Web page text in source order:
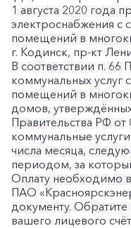
1 августа 2020 года
электроснабжения с
помещений в
г. Кодинск, пр-кт
В соответствии п. 66
коммунальных услуг
помещений в
домов,
Правительства РФ от
коммунальные
числа месяца,
периодом, за
Оплату необходимо
ПАО
документу.
вашего лицевого